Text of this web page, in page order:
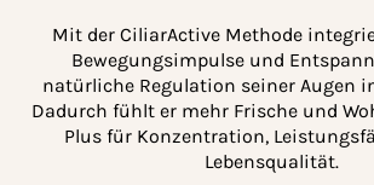
Mit der CiliarActive Methode
Bewegungsimpulse und
natürliche Regulation seiner Augen
Dadurch fühlt er mehr Frische und
Plus für Konzentration,
Lebensqualität.